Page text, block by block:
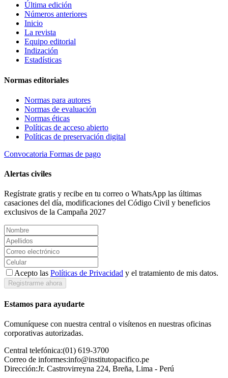
Última edición
Números anteriores
Inicio
La revista
Equipo editorial
Indización
Estadísticas
Normas editoriales
Normas para autores
Normas de evaluación
Normas éticas
Políticas de acceso abierto
Políticas de preservación digital
Convocatoria Formas de pago
Alertas civiles
Regístrate gratis y recibe en tu correo o WhatsApp las últimas
casaciones del día, modificaciones del Código Civil y beneficios
exclusivos de la Campaña 2027
Acepto las Políticas de Privacidad y el tratamiento de mis datos.
Registrarme ahora
Estamos para ayudarte
Comuníquese con nuestra central o visítenos en nuestras oficinas
corporativas autorizadas.
Central telefónica:(01) 619-3700
Correo de informes:info@institutopacifico.pe
Dirección:Jr. Castrovirreyna 224, Breña, Lima - Perú